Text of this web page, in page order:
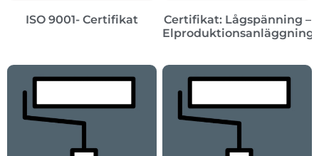
ISO 9001- Certifikat
Certifikat: Lågspänning –